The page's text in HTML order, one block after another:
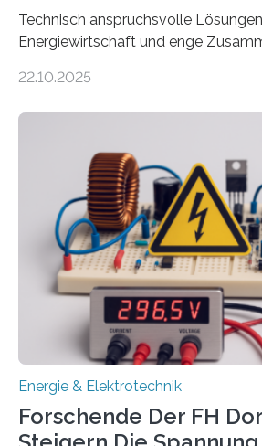
Technisch anspruchsvolle
Energiewirtschaft und enge
neuen EU-geförderten Transfer-
Energietechnologien werden vom
Sozialfonds Plus (ESF+) gefördert
Gesamtsumme von mehr als zwei
Damit zählt die Hochschule zu den
Gewinnerinnen der aktuellen
Bayerischen
Mittelpunkt steht der direkte
wissenschaftliche Erkenntnisse
22.10.2025
Energie & Elektrotechnik
Forschende Der FH